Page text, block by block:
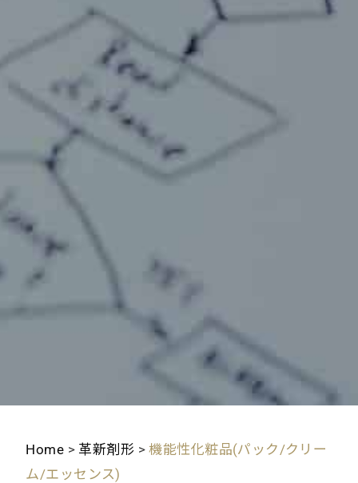
Home > 革新剤形 >機能性化粧品(パック/クリー
ム/エッセンス)